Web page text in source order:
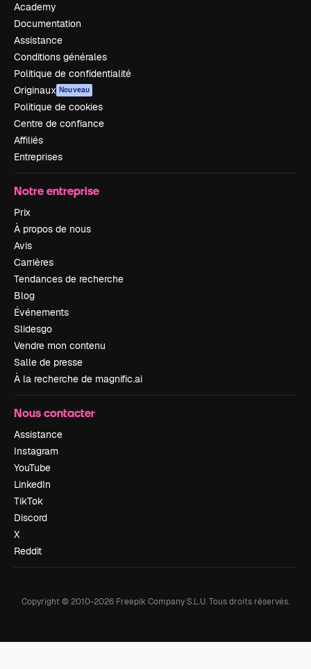
Academy
Documentation
Assistance
Conditions générales
Politique de confidentialité
Originaux Nouveau
Politique de cookies
Centre de confiance
Affiliés
Entreprises
Notre entreprise
Prix
À propos de nous
Avis
Carrières
Tendances de recherche
Blog
Événements
Slidesgo
Vendre mon contenu
Salle de presse
À la recherche de magnific.ai
Nous contacter
Assistance
Instagram
YouTube
LinkedIn
TikTok
Discord
X
Reddit
Copyright © 2010-2026 Freepik Company S.L.U.Tous droits réservés.